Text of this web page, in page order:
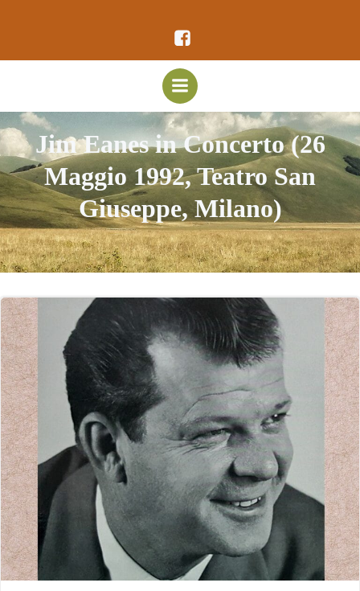
al
contenuto
Jim Eanes in Concerto (26
Maggio 1992, Teatro San
Giuseppe, Milano)